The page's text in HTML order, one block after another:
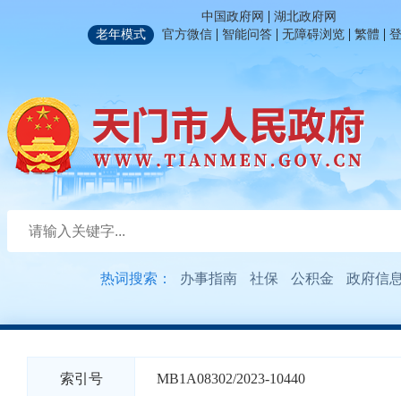
中国政府网 | 湖北政府网
老年模式
官方微信 | 智能问答 | 无障碍浏览 | 繁體 |
热词搜索： 办事指南 社保 公积金 政府信
索引号 MB1A08302/2023-10440